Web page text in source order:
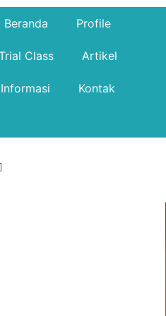
Beranda Profile
Class Artikel
Informasi Kontak